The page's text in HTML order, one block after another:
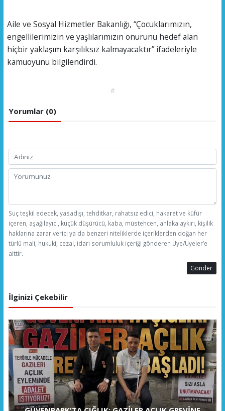
Aile ve Sosyal Hizmetler Bakanlığı, “Çocuklarımızın,
engellilerimizin ve yaşlılarımızın onurunu hedef alan
hiçbir yaklaşım karşılıksız kalmayacaktır” ifadeleriyle
kamuoyunu bilgilendirdi.
#
Yorumlar (0)
Suç teşkil edecek, yasadışı, tehditkar, rahatsız edici, hakaret ve küfür
içeren, aşağılayıcı, küçük düşürücü, kaba, müstehcen, ahlaka aykırı, kişilik
haklarına zarar verici ya da benzeri niteliklerde içeriklerden doğan her
türlü mali, hukuki, cezai, idari sorumluluk içeriği gönderen Üye/Üyeler’e
aittir.
Gönder
İlginizi Çekebilir